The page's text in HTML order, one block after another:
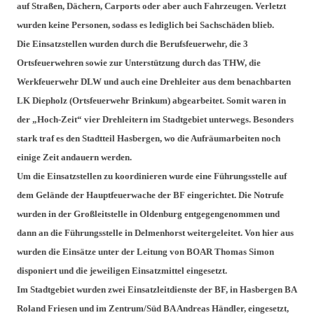
auf Straßen, Dächern, Carports oder aber auch Fahrzeugen. Verletzt
wurden keine Personen, sodass es lediglich bei Sachschäden blieb.
Die Einsatzstellen wurden durch die Berufsfeuerwehr, die 3
Ortsfeuerwehren sowie zur Unterstützung durch das THW, die
Werkfeuerwehr DLW und auch eine Drehleiter aus dem benachbarten
LK Diepholz (Ortsfeuerwehr Brinkum) abgearbeitet. Somit waren in
der „Hoch-Zeit“ vier Drehleitern im Stadtgebiet unterwegs. Besonders
stark traf es den Stadtteil Hasbergen, wo die Aufräumarbeiten noch
einige Zeit andauern werden.
Um die Einsatzstellen zu koordinieren wurde eine Führungsstelle auf
dem Gelände der Hauptfeuerwache der BF eingerichtet. Die Notrufe
wurden in der Großleitstelle in Oldenburg entgegengenommen und
dann an die Führungsstelle in Delmenhorst weitergeleitet. Von hier aus
wurden die Einsätze unter der Leitung von BOAR Thomas Simon
disponiert und die jeweiligen Einsatzmittel eingesetzt.
Im Stadtgebiet wurden zwei Einsatzleitdienste der BF, in Hasbergen BA
Roland Friesen und im Zentrum/Süd BA Andreas Händler, eingesetzt,